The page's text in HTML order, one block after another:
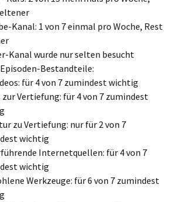
Kanal: 1 von 7 einmal pro Woche, Rest
Kanal wurde nur selten besucht
Bestandteile:
für 4 von 7 zumindest wichtig
zur Vertiefung: für 4 von 7 zumindest
zu Vertiefung: nur für 2 von 7
wichtig
Internetquellen: für 4 von 7
wichtig
Werkzeuge: für 6 von 7 zumindest